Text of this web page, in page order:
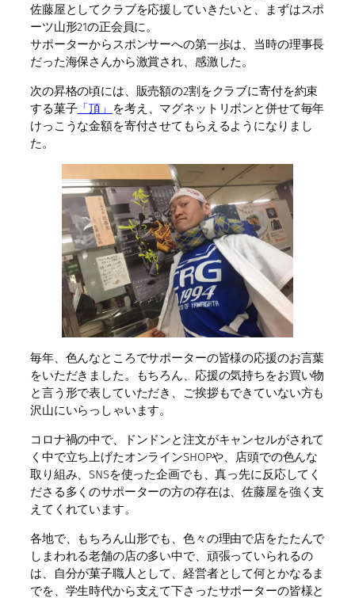
佐藤屋としてクラブを応援していきたいと、まずはスポ
ーツ山形21の正会員に。
サポーターからスポンサーへの第一歩は、当時の理事長
だった海保さんから激賞され、感激した。
次の昇格の頃には、販売額の2割をクラブに寄付を約束
する菓子「頂」
を考え、マグネットリボンと併せて毎年
けっこうな金額を寄付させてもらえるようになりまし
た。
毎年、色んなところでサポーターの皆様の応援のお言葉
をいただきました。もちろん、応援の気持ちをお買い物
と言う形で表していただき、ご挨拶もできていない方も
沢山にいらっしゃいます。
コロナ禍の中で、ドンドンと注文がキャンセルがされて
く中で立ち上げたオンラインSHOPや、店頭での色んな
取り組み、SNSを使った企画でも、真っ先に反応してく
ださる多くのサポーターの方の存在は、佐藤屋を強く支
えてくれています。
各地で、もちろん山形でも、色々の理由で店をたたんで
しまわれる老舗の店の多い中で、頑張っていられるの
は、自分が菓子職人として、経営者として何とかなるま
でを、学生時代から支えて下さったサポーターの皆様と